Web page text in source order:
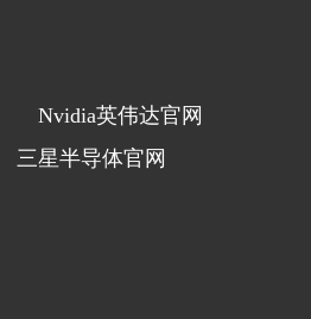
Nvidia英伟达官网
三星半导体官网